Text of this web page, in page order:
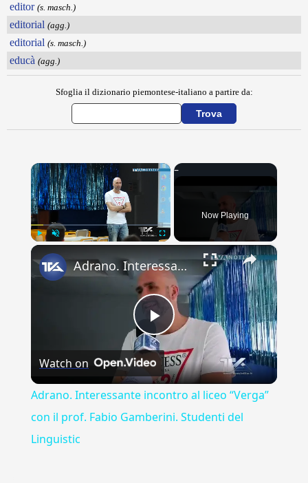
editor (s. masch.)
editorial (agg.)
editorial (s. masch.)
educà (agg.)
Sfoglia il dizionario piemontese-italiano a partire da:
×
Now Playing
×
Play
Video
Adrano. Interessante incontro al liceo “Verga” con il prof. Fabio Gamberini. Studenti del Linguistic
Watch on
Adrano. Interessante incontro al liceo “Verga”
con il prof. Fabio Gamberini. Studenti del
Linguistic